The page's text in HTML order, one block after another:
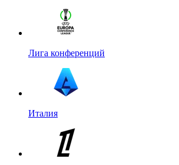
Лига конференций
Италия